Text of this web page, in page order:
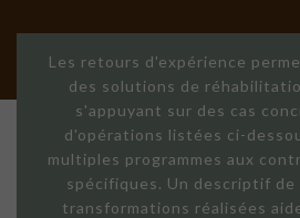
Les retours d'expérience
des solutions de
s'appuyant sur des cas
d'opérations listées ci-
multiples programmes aux
spécifiques. Un descriptif
transformations réalisées